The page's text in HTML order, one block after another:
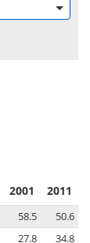
2001 2011
58.5
50.6
27.8
34.8